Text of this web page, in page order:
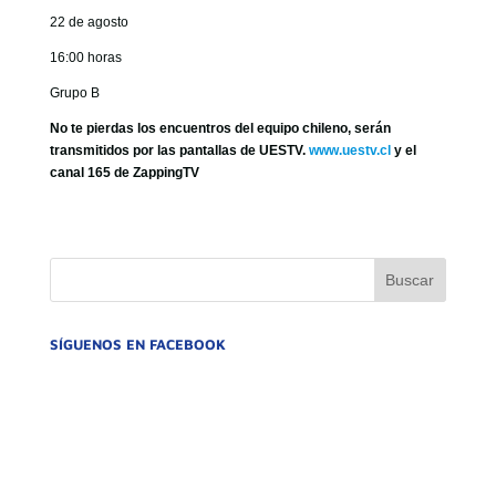
22 de agosto
16:00 horas
Grupo B
No te pierdas los encuentros del equipo chileno, serán
transmitidos por las pantallas de UESTV. www.uestv.cly el
canal 165 de ZappingTV
SÍGUENOS EN FACEBOOK